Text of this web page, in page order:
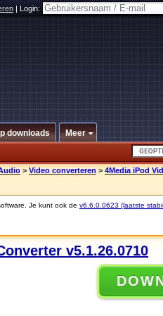
|Login:
downloads Meer
> Video converteren > 4Media iPod
Je kunt ook de v6.6.0.0623 (laatste
v5.1.26.0710